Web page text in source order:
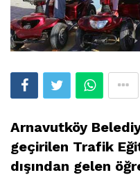
Arnavutköy
geçirilen Trafik
dışından gelen